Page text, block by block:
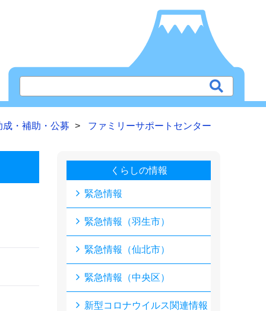
成・補助・公募 ファミリーサポートセンター
くらしの情報
緊急情報
緊急情報（羽生市）
緊急情報（仙北市）
緊急情報（中央区）
新型コロナウイルス関連情報